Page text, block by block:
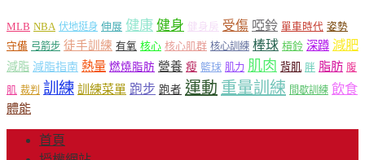
MLB NBA 伏地挺身 伸展 健康 健身 健身房 受傷 啞鈴 單車時代 姿勢
守備 弓箭步 徒手訓練 有氧 核心 核心肌群 核心訓練 棒球 槓鈴 深蹲 減肥
減脂 減脂指南 熱量 燃燒脂肪 營養 瘦 籃球 肌力 肌肉 背肌 胖 脂肪 腹
肌 裁判 訓練 訓練菜單 跑步 跑者 運動 重量訓練 間歇訓練 飲食
體能
首頁